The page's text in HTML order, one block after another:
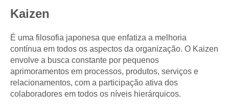
Kaizen
É uma filosofia japonesa que enfatiza a melhoria
contínua em todos os aspectos da organização. O Kaizen
envolve a busca constante por pequenos
aprimoramentos em processos, produtos, serviços e
relacionamentos, com a participação ativa dos
colaboradores em todos os níveis hierárquicos.